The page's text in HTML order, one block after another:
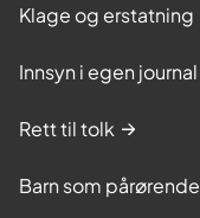
Klage og erstatning
Innsyn i egen journal
Rett til tolk
Barn som pårørende